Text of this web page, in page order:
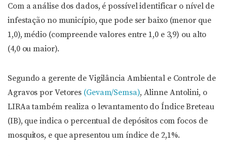
Com a análise dos dados, é possível identificar o nível de
infestação no município, que pode ser baixo (menor que
1,0), médio (compreende valores entre 1,0 e 3,9) ou alto
(4,0 ou maior).
Segundo a gerente de Vigilância Ambiental e Controle de
Agravos por Vetores (Gevam/Semsa), Alinne Antolini, o
LIRAa também realiza o levantamento do Índice Breteau
(IB), que indica o percentual de depósitos com focos de
mosquitos, e que apresentou um índice de 2,1%.